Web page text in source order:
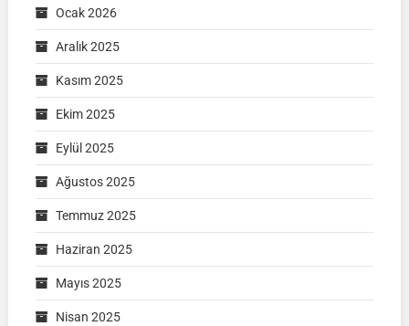
Ocak 2026
Aralık 2025
Kasım 2025
Ekim 2025
Eylül 2025
Ağustos 2025
Temmuz 2025
Haziran 2025
Mayıs 2025
Nisan 2025